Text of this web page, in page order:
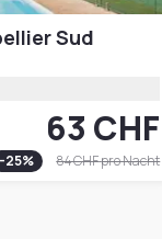
Sud
63 CHF
-25% 84 CHFpro Nacht